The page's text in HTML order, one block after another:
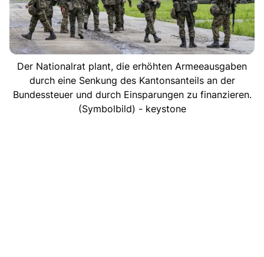
Der Nationalrat plant, die erhöhten Armeeausgaben
durch eine Senkung des Kantonsanteils an der
Bundessteuer und durch Einsparungen zu finanzieren.
(Symbolbild) - keystone